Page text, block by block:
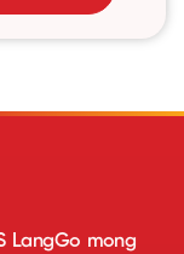
LangGo mong